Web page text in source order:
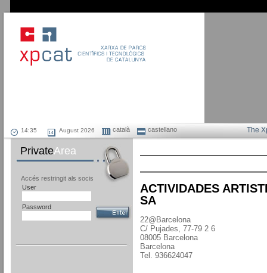
August 2026 català castellano The
PrivateArea
Accés restringit als socis
User
Password
ACTIVIDADES
SA
22@Barcelona
C/ Pujades, 77-79 2 6
08005 Barcelona
Barcelona
Tel. 936624047